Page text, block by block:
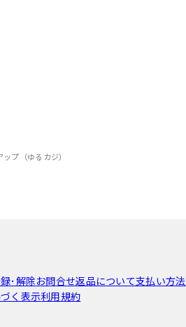
ップ（ゆるカジ）
･解除お問合せ返品について支払い方
く表示利用規約